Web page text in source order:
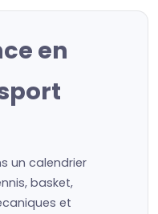
en
un calendrier
basket,
et